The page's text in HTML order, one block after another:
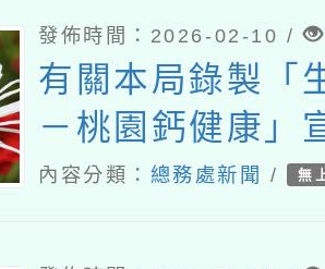
發佈時間：2026-02-10 /
有關本局錄製「
－桃園鈣健康」
內容分類： 總務處新聞 / 無